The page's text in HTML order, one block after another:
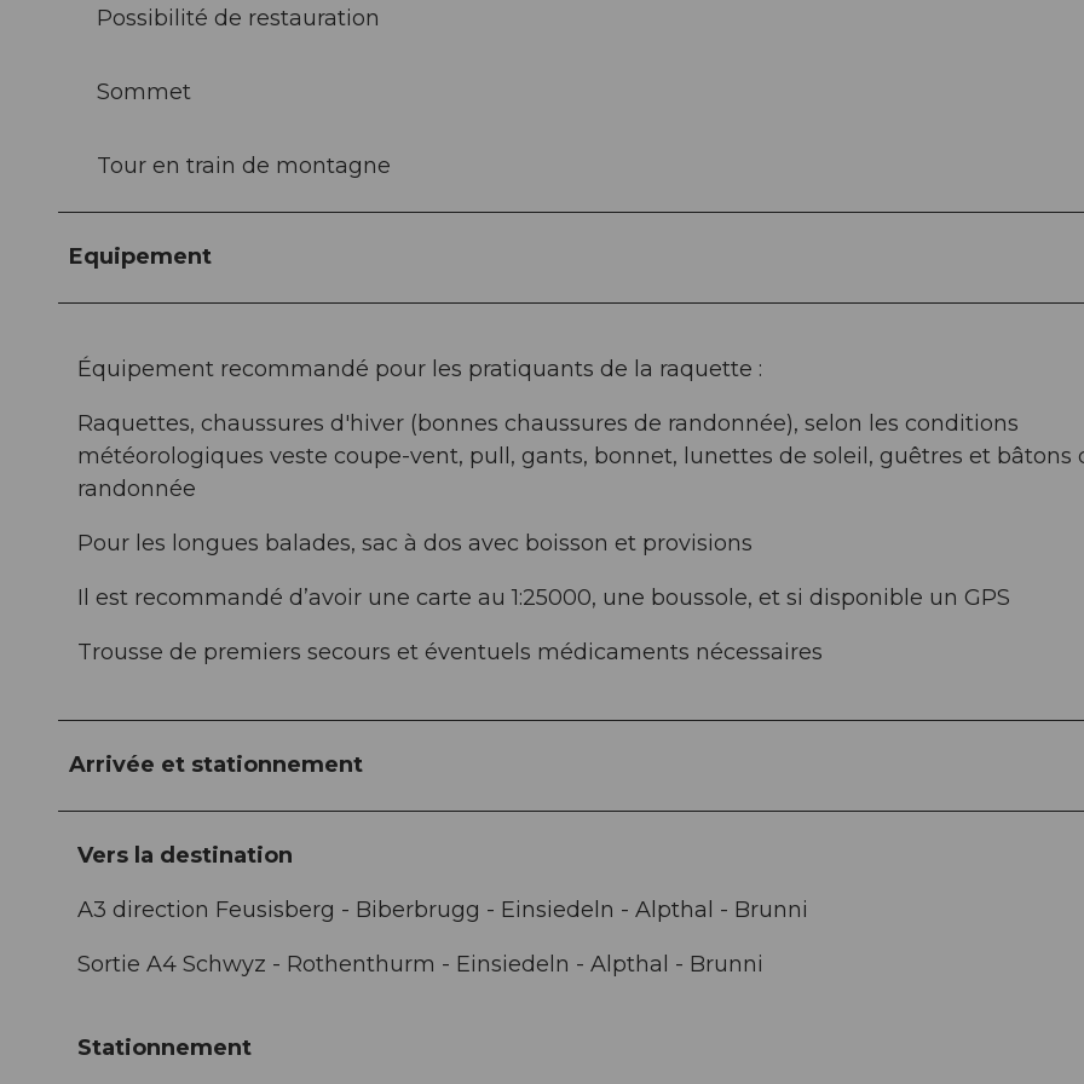
Possibilité de restauration
Sommet
Tour en train de montagne
Equipement
Équipement recommandé pour les pratiquants de la raquette :
Raquettes, chaussures d'hiver (bonnes chaussures de randonnée), selon les conditions
météorologiques veste coupe-vent, pull, gants, bonnet, lunettes de soleil, guêtres et bâtons
randonnée
Pour les longues balades, sac à dos avec boisson et provisions
Il est recommandé d’avoir une carte au 1:25000, une boussole, et si disponible un GPS
Trousse de premiers secours et éventuels médicaments nécessaires
Arrivée et stationnement
Vers la destination
A3 direction Feusisberg - Biberbrugg - Einsiedeln - Alpthal - Brunni
Sortie A4 Schwyz - Rothenthurm - Einsiedeln - Alpthal - Brunni
Stationnement